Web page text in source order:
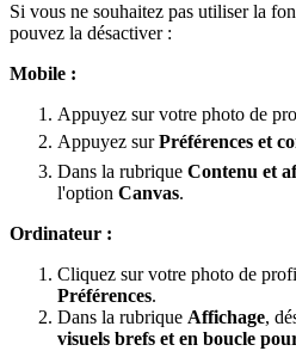
Si vous ne souhaitez pas utiliser la
pouvez la désactiver :
Mobile :
Appuyez sur votre photo de
Appuyez surPréférences et
Dans la rubrique Contenu et
l'option Canvas.
Ordinateur :
Cliquez sur votre photo de
Préférences.
Dans la rubrique Affichage,
visuels brefs et en boucle